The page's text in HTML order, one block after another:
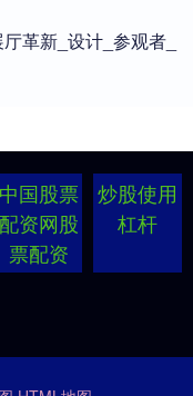
革新_设计_参观者_
中国股票
配资网股
票配资
炒股使用
杠杆